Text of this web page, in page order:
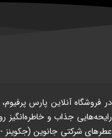
رایحه‌هایی جذاب و